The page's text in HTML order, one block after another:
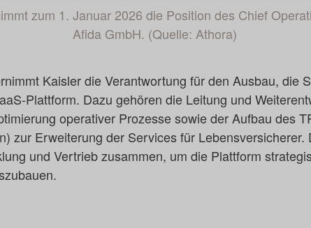
Kaisler die Verantwortung für den Ausbau, die
Plattform. Dazu gehören die Leitung und
operativer Prozesse sowie der Aufbau des
zur Erweiterung der Services für
und Vertrieb zusammen, um die Plattform
zum 1. Januar 2026 die Position des Chief
Afida GmbH. (Quelle: Athora)